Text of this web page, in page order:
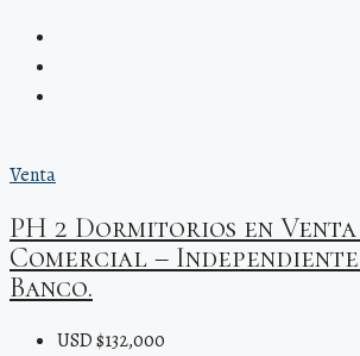
Venta
PH 2 Dormitorios en Venta
Comercial –
Banco.
USD $132,000